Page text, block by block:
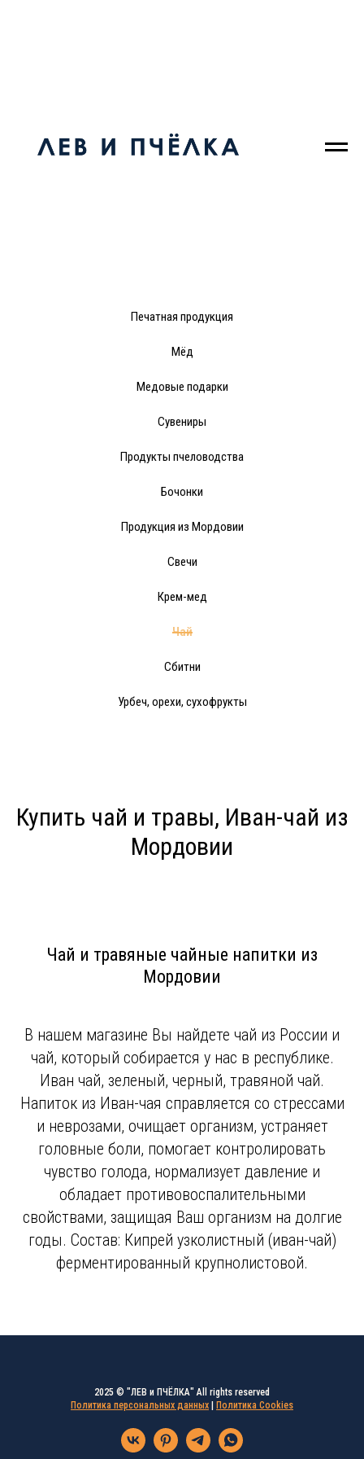
Печатная продукция
Мёд
Медовые подарки
Сувениры
Продукты пчеловодства
Бочонки
Продукция из Мордовии
Свечи
Крем-мед
Чай
Сбитни
Урбеч, орехи, сухофрукты
Купить чай и травы, Иван-чай из
Мордовии
Чай и травяные чайные напитки из
Мордовии
В нашем магазине Вы найдете чай из России и
чай, который собирается у нас в республике.
Иван чай, зеленый, черный, травяной чай.
Напиток из Иван-чая справляется со стрессами
и неврозами, очищает организм, устраняет
головные боли, помогает контролировать
чувство голода, нормализует давление и
обладает противовоспалительными
свойствами, защищая Ваш организм на долгие
годы. Состав: Кипрей узколистный (иван-чай)
ферментированный крупнолистовой.
2025 © "ЛЕВ и ПЧЁЛКА" All rights reserved
Политика персональных данных
Политика Cookies